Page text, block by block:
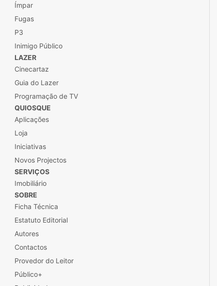
Ímpar
Fugas
P3
Inimigo Público
LAZER
Cinecartaz
Guia do Lazer
Programação de TV
QUIOSQUE
Aplicações
Loja
Iniciativas
Novos Projectos
SERVIÇOS
Imobiliário
SOBRE
Ficha Técnica
Estatuto Editorial
Autores
Contactos
Provedor do Leitor
Público+